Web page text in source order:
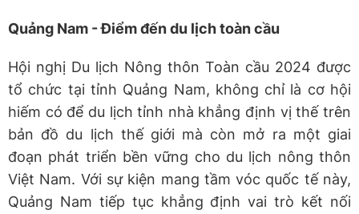
Quảng Nam - Điểm đến du lịch toàn cầu
Hội nghị Du lịch Nông thôn Toàn cầu 2024 được
tổ chức tại tỉnh Quảng Nam, không chỉ là cơ hội
hiếm có để du lịch tỉnh nhà khẳng định vị thế trên
bản đồ du lịch thế giới mà còn mở ra một giai
đoạn phát triển bền vững cho du lịch nông thôn
Việt Nam. Với sự kiện mang tầm vóc quốc tế này,
Quảng Nam tiếp tục khẳng định vai trò kết nối